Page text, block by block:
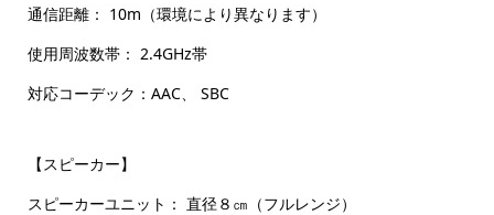
通信距離： 10m（環境により異なります）
使用周波数帯： 2.4GHz帯
対応コーデック：AAC、 SBC
【スピーカー】
スピーカーユニット： 直径８㎝（フルレンジ）